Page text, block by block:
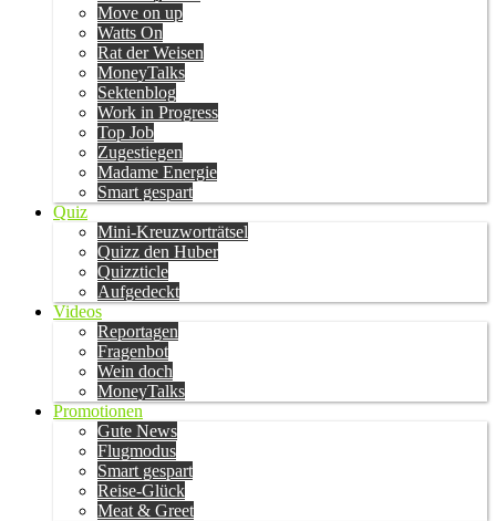
Move on up
Watts On
Rat der Weisen
MoneyTalks
Sektenblog
Work in Progress
Top Job
Zugestiegen
Madame Energie
Smart gespart
Quiz
Mini-Kreuzworträtsel
Quizz den Huber
Quizzticle
Aufgedeckt
Videos
Reportagen
Fragenbot
Wein doch
MoneyTalks
Promotionen
Gute News
Flugmodus
Smart gespart
Reise-Glück
Meat & Greet